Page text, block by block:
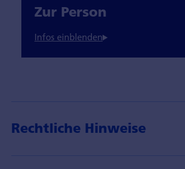
Zur Person
Rechtliche Hinweise